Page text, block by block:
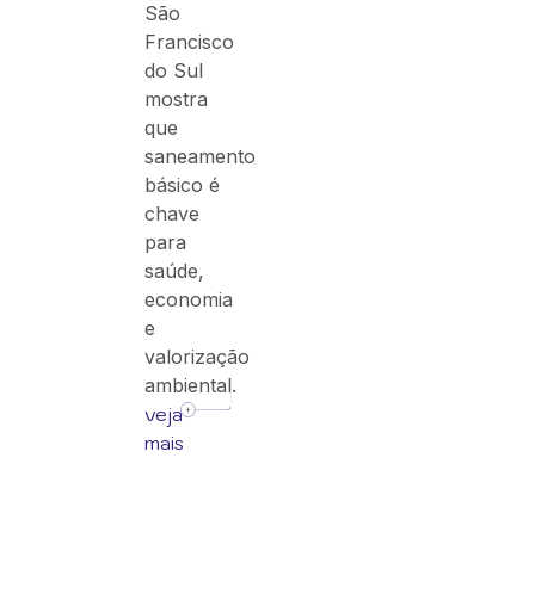
São
Francisco
do Sul
mostra
que
saneamento
básico é
chave
para
saúde,
economia
e
valorização
ambiental.
veja
mais